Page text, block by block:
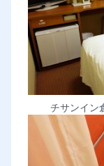
チサンイン